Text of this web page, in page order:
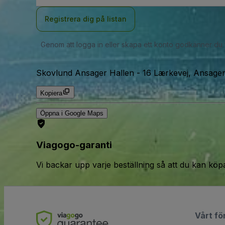
Registrera dig på listan
Genom att logga in eller skapa ett konto godkänner du
Skovlund Ansager Hallen - 16 Lærkevej,
Kopiera
Öppna i Google Maps
Viagogo-garanti
Vi backar upp varje beställning så att du kan
Vårt